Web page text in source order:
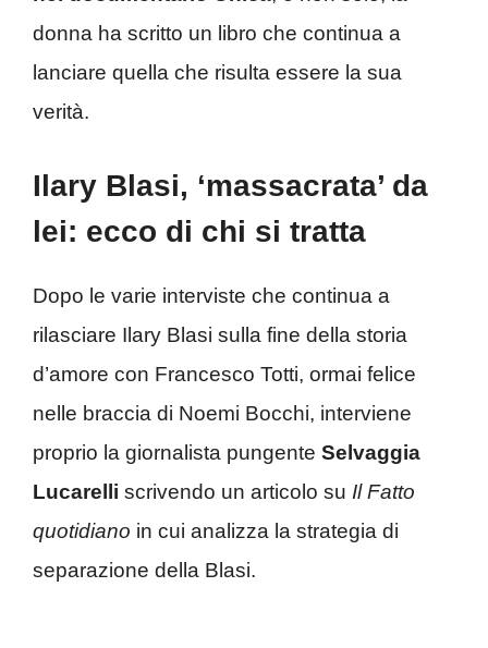
donna ha scritto un libro che continua a
lanciare quella che risulta essere la sua
verità.
Ilary Blasi, ‘massacrata’ da
lei: ecco di chi si tratta
Dopo le varie interviste che continua a
rilasciare Ilary Blasi sulla fine della storia
d’amore con Francesco Totti, ormai felice
nelle braccia di Noemi Bocchi, interviene
proprio la giornalista pungente Selvaggia
Lucarelli scrivendo un articolo su Il Fatto
quotidiano in cui analizza la strategia di
separazione della Blasi.